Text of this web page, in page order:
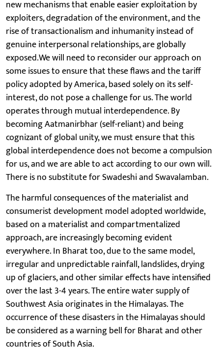
new mechanisms that enable easier exploitation by
exploiters, degradation of the environment, and the
rise of transactionalism and inhumanity instead of
genuine interpersonal relationships, are globally
exposed.We will need to reconsider our approach on
some issues to ensure that these flaws and the tariff
policy adopted by America, based solely on its self-
interest, do not pose a challenge for us. The world
operates through mutual interdependence. By
becoming Aatmanirbhar (self-reliant) and being
cognizant of global unity, we must ensure that this
global interdependence does not become a compulsion
for us, and we are able to act according to our own will.
There is no substitute for Swadeshi and Swavalamban.
The harmful consequences of the materialist and
consumerist development model adopted worldwide,
based on a materialist and compartmentalized
approach, are increasingly becoming evident
everywhere. In Bharat too, due to the same model,
irregular and unpredictable rainfall, landslides, drying
up of glaciers, and other similar effects have intensified
over the last 3-4 years. The entire water supply of
Southwest Asia originates in the Himalayas. The
occurrence of these disasters in the Himalayas should
be considered as a warning bell for Bharat and other
countries of South Asia.